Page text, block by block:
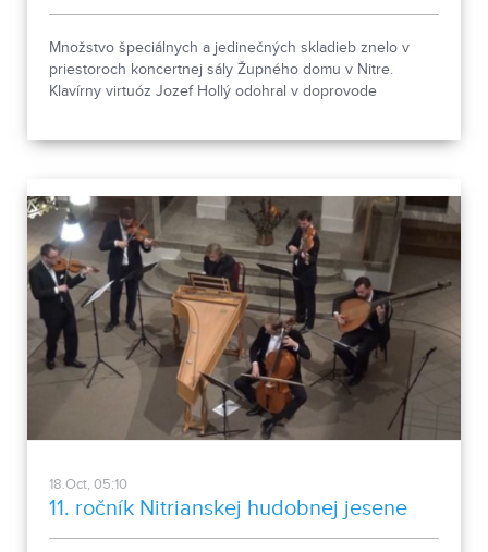
Množstvo špeciálnych a jedinečných skladieb znelo v
priestoroch koncertnej sály Župného domu v Nitre.
Klavírny virtuóz Jozef Hollý odohral v doprovode
18.Oct, 05:10
11. ročník Nitrianskej hudobnej jesene